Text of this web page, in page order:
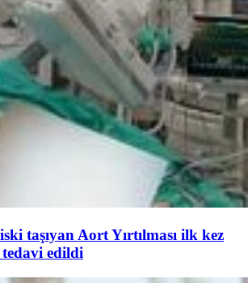
taşıyan Aort Yırtılması ilk kez
edildi